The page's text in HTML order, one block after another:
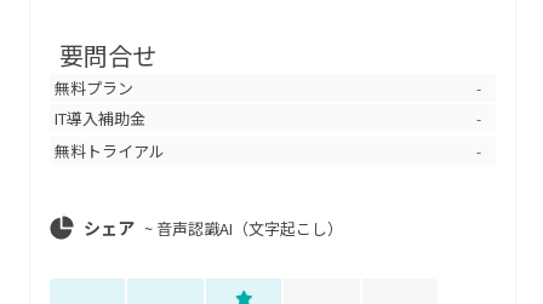
要問合せ
無料プラン -
IT導入補助金 -
無料トライアル -
シェア ~ 音声認識AI（文字起こし）